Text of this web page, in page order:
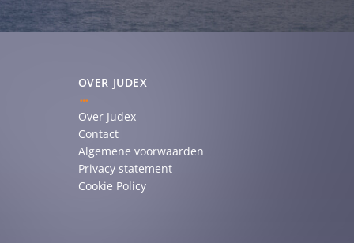
OVER JUDEX
Over Judex
Contact
Algemene voorwaarden
Privacy statement
Cookie Policy